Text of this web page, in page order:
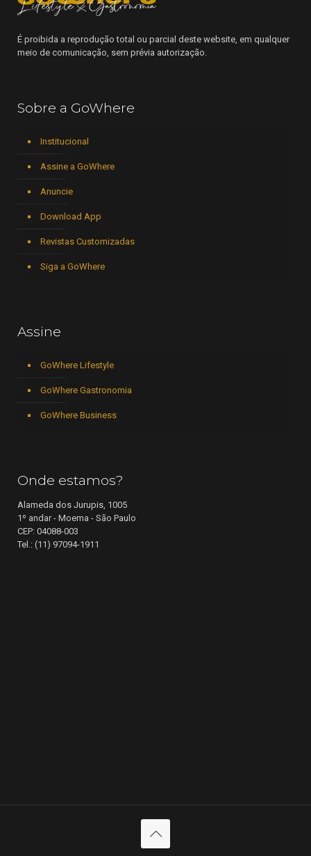
É proibida a reprodução total ou parcial deste website, em qualquer
meio de comunicação, sem prévia autorização.
Sobre a GoWhere
Institucional
Assine a GoWhere
Anuncie
Download App
Revistas Customizadas
Siga a GoWhere
Assine
GoWhere Lifestyle
GoWhere Gastronomia
GoWhere Business
Onde estamos?
Alameda dos Jurupis, 1005
1º andar - Moema - São Paulo
CEP: 04088-003
Tel.: (11) 97094-1911